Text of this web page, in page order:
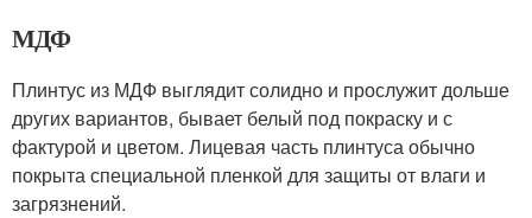
МДФ
Плинтус из МДФ выглядит солидно и прослужит дольше
других вариантов, бывает белый под покраску и с
фактурой и цветом. Лицевая часть плинтуса обычно
покрыта специальной пленкой для защиты от влаги и
загрязнений.